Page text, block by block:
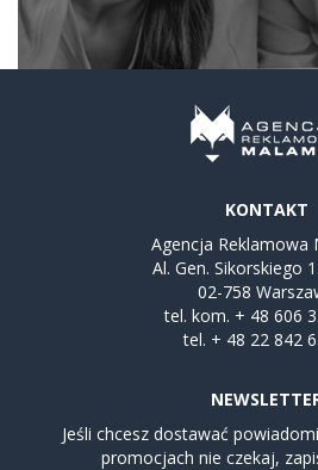
KONTAKT
Agencja Reklamowa
Al. Gen. Sikorskiego
02-758
tel. kom. + 48 606
tel. + 48 22 842
Jeśli chcesz dostawać
promocjach nie czekaj,